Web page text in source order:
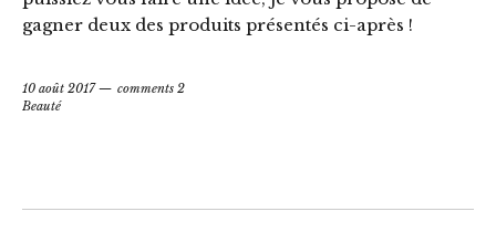
gagner deux des produits présentés ci-après !
10 août 2017
comments 2
Beauté